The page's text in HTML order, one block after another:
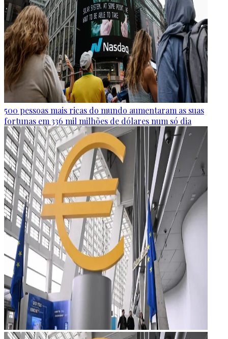
500 pessoas mais ricas do mundo aumentaram as suas
fortunas em 336 mil milhões de dólares num só dia